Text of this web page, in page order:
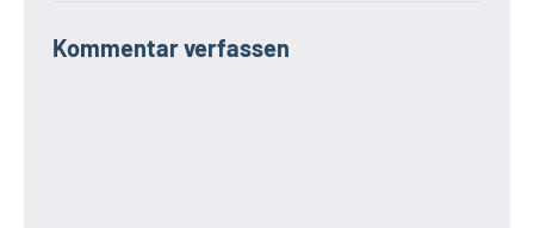
Kommentar verfassen